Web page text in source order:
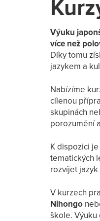
Tereza
Výuku
více než
Díky tomu
jazykem a
Nabízíme
cílenou
skupinách
porozumění
K dispozici je
tematických
rozvíjet
V kurzech
Nihongo
škole.